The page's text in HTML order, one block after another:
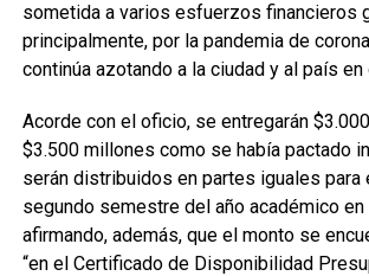
sometida a varios esfuerzos financieros
principalmente, por la pandemia de
continúa azotando a la ciudad y al país en
Acorde con el oficio, se entregarán
$3.500 millones como se había pactado
serán distribuidos en partes iguales para
segundo semestre del año académico en
afirmando, además, que el monto se
“en el Certificado de Disponibilidad